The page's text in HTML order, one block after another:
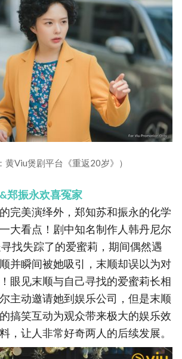
黄Viu煲剧平台《重返20岁》）
郑振永欢喜冤家
完美演绎外，郑知苏和振永的化学
大看点！剧中知名制作人韩丹尼尔
寻找失踪了的爱蜜莉，期间偶然遇
并瞬间被她吸引，末顺却误以为对
眼见末顺与自己寻找的爱蜜莉长相
主动邀请她到娱乐公司，但是末顺
搞笑互动为观众带来极大的娱乐效
，让人非常好奇两人的后续发展。